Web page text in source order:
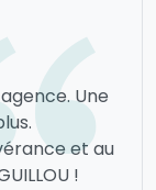
Une
et au
!